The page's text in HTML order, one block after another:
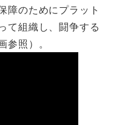
障のためにプラット
て組織し、闘争する
照）。